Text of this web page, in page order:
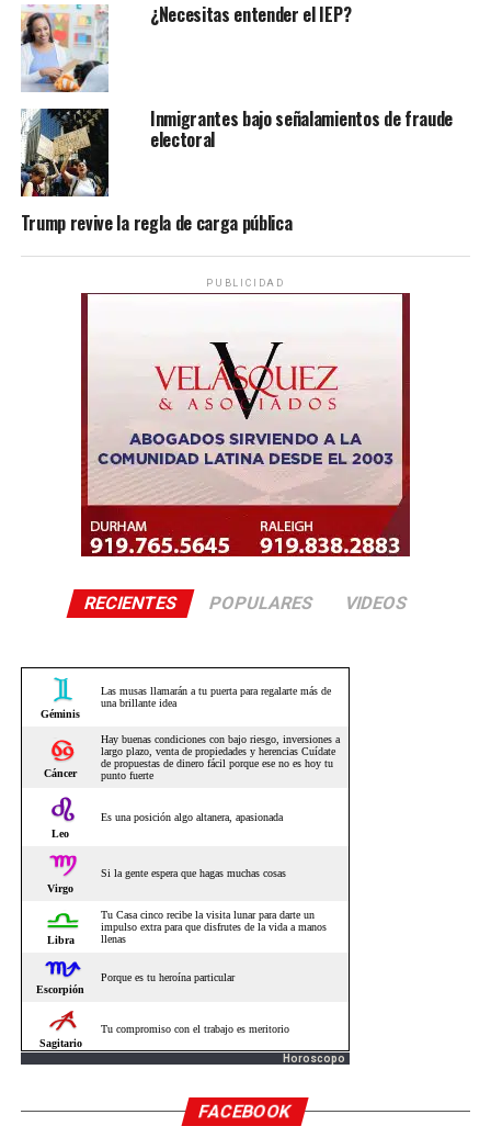
¿Necesitas entender el IEP?
Inmigrantes bajo señalamientos de fraude
electoral
Trump revive la regla de carga pública
PUBLICIDAD
RECIENTES POPULARES VIDEOS
Horoscopo
FACEBOOK